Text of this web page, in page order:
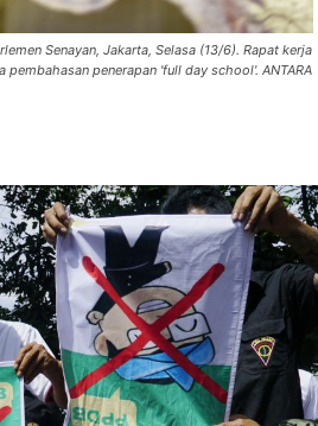
Senayan, Jakarta, Selasa (13/6). Rapat kerja
pembahasan penerapan 'full day school'. ANTARA